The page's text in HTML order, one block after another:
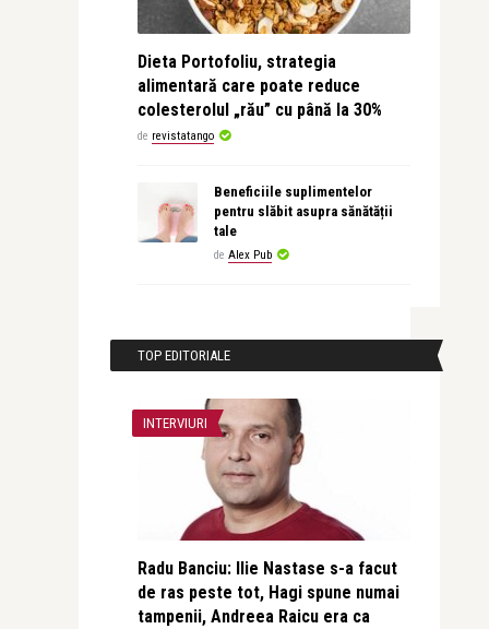
Dieta Portofoliu, strategia
alimentară care poate reduce
colesterolul „rău” cu până la 30%
de revistatango
Beneficiile suplimentelor
pentru slăbit asupra sănătății
tale
de Alex Pub
TOP EDITORIALE
INTERVIURI
Radu Banciu: Ilie Nastase s-a facut
de ras peste tot, Hagi spune numai
tampenii, Andreea Raicu era ca